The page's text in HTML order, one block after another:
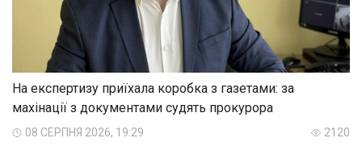
На експертизу приїхала коробка з газетами: за
махінації з документами судять прокурора
08 СЕРПНЯ 2026, 19:29 2120